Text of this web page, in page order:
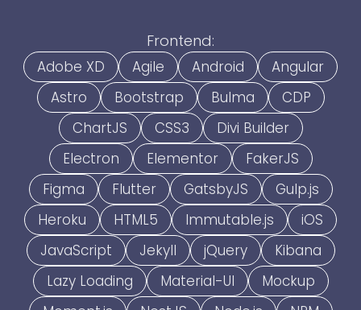
Frontend:
Adobe XD Agile Android
Angular
Astro
Bootstrap Bulma
CDP
ChartJS
CSS3
Divi Builder
Electron
Elementor
FakerJS
Figma
Flutter GatsbyJS
Gulp.js
Heroku
HTML5 Immutable.js
iOS
JavaScript
Jekyll jQuery
Kibana
Lazy Loading
Material-UI
Mockup